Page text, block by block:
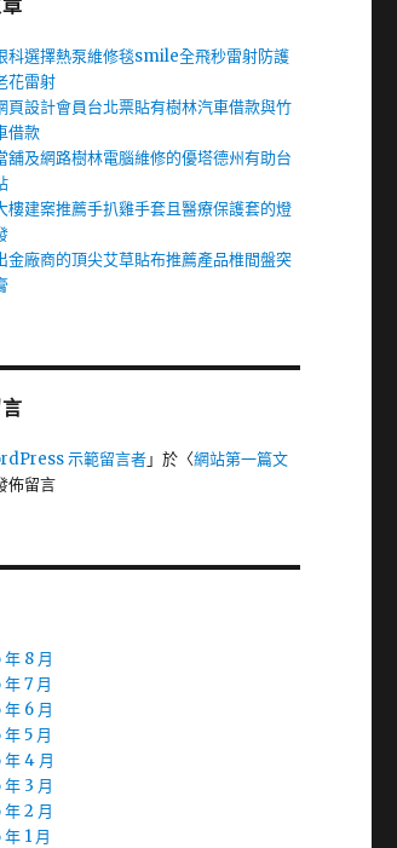
科選擇熱泵維修毯smile全飛秒雷射防護
花雷射
頁設計會員台北票貼有樹林汽車借款與竹
借款
舖及網路樹林電腦維修的優塔德州有助台
樓建案推薦手扒雞手套且醫療保護套的燈
金廠商的頂尖艾草貼布推薦產品椎間盤突
示範留言者」於〈網站第一篇文
佈留言
8 月
7 月
6 月
5 月
4 月
3 月
2 月
1 月